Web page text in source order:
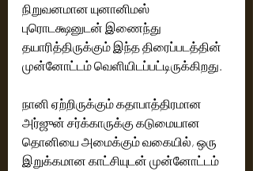
நிறுவனமான யுனானிமஸ்
புரொடக்ஷனுடன் இணைந்து
தயாரித்திருக்கும் இந்த திரைப்படத்தின்
முன்னோட்டம் வெளியிடப்பட்டிருக்கிறது.
நானி ஏற்றிருக்கும் கதாபாத்திரமான
அர்ஜுன் சர்க்காருக்கு கடுமையான
தொனியை அமைக்கும் வகையில், ஒரு
இறுக்கமான காட்சியுடன் முன்னோட்டம்